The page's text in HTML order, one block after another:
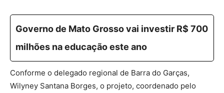
Governo de Mato Grosso vai investir R$ 700
milhões na educação este ano
Conforme o delegado regional de Barra do Garças,
Wilyney Santana Borges, o projeto, coordenado pelo